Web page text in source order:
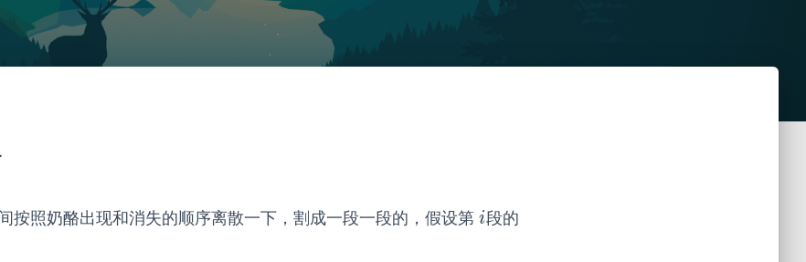
按照奶酪出现和消失的顺序离散一下，割成一段一段的，假设第 i
i段的